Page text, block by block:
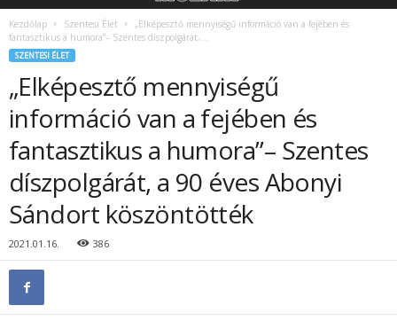
Kezdőlap Szentesi Élet
„Elképesztő mennyiségű információ van a fejében és
fantasztikus a humora”– Szentes díszpolgárát,...
SZENTESI ÉLET
„Elképesztő mennyiségű
információ van a fejében és
fantasztikus a humora”– Szentes
díszpolgárát, a 90 éves Abonyi
Sándort köszöntötték
2021.01.16. 386